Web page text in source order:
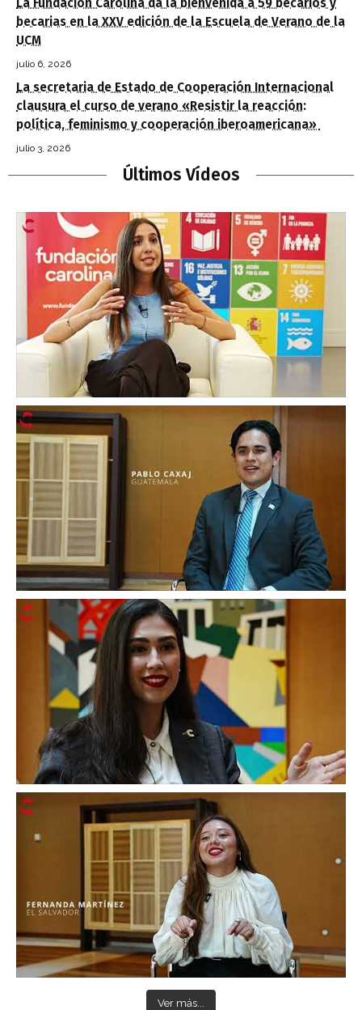
La Fundación Carolina da la bienvenida a 59 becarios y
becarias en la XXV edición de la Escuela de Verano de la
UCM
julio 6, 2026
La secretaria de Estado de Cooperación Internacional
clausura el curso de verano «Resistir la reacción:
política, feminismo y cooperación iberoamericana»
julio 3, 2026
Últimos Vídeos
Ver más...